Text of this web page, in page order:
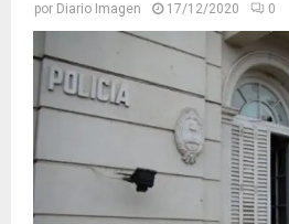
por Diario Imagen 17/12/2020 0